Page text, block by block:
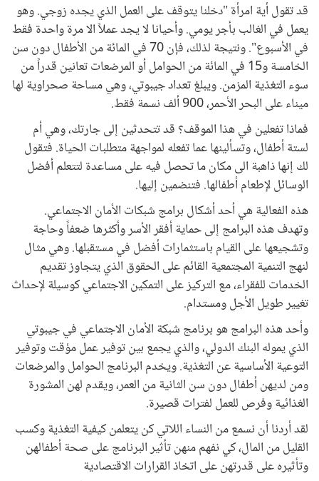
قد تقول أية امرأة "دخلنا يتوقف على العمل الذي يجده زوجي. وهو
يعمل في الغالب بأجر يومي. وأحيانا لا يجد عملاً الا مرة واحدة فقط
في الأسبوع". ونتيجة لذلك، فإن 70 في المائة من الأطفال دون سن
الخامسة و15 في المائة من الحوامل أو المرضعات تعانين قدراً من
سوء التغذية المزمن. ويبلغ تعداد جيبوتي، وهي مساحة صحراوية لها
ميناء على البحر الأحمر، 900 ألف نسمة فقط.
فماذا تفعلين في هذا الموقف؟ قد تتحدثين إلى جارتك، وهي أم
لستة أطفال، وتسألينها عما تفعله لمواجهة متطلبات الحياة. فتقول
لك إنها ذاهبة الى مكان ما تحصل فيه على مساعدة لتتعلم أفضل
الوسائل لإطعام أطفالها. فتنضمين إليها.
هذه الفعالية هي أحد أشكال برامج شبكات الأمان الاجتماعي.
وتهدف هذه البرامج إلى حماية أفقر الأسر وأكثرها ضعفاً وحاجة
وتشجيعها على القيام باستثمارات أفضل في مستقبلها. وهي مثال
لنهج التنمية المجتمعية القائم على الحقوق الذي يتجاوز تقديم
الخدمات للفقراء، مع التركيز على التمكين الاجتماعي كوسيلة لإحداث
تغيير طويل الأجل ومستدام.
وأحد هذه البرامج هو برنامج شبكة الأمان الاجتماعي في جيبوتي
الذي يموله البنك الدولي، والذي يجمع بين توفير عمل مؤقت وتوفير
التوعية الأساسية عن التغذية. ويخدم البرنامج الحوامل والمرضعات
ومن لديهن أطفال دون سن الثانية من العمر، ويقدم لهن المشورة
الغذائية وفرص للعمل لفترات قصيرة.
لقد أردنا أن نسمع من النساء اللاتي كن يتعلمن كيفية التغذية وكسب
القليل من المال، كي نفهم منهن تأثير البرنامج على صحة أطفالهن
وتأثيره على قدرتهن على اتخاذ القرارات الاقتصادية